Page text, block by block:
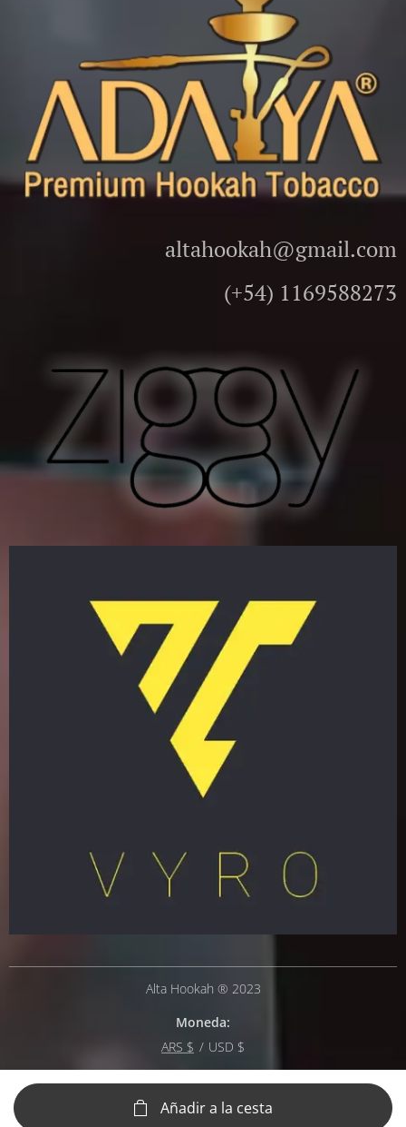
Añadir a la cesta
altahookah@gmail.com
(+54) 1169588273
Alta Hookah ® 2023
Moneda
ARS $
USD $